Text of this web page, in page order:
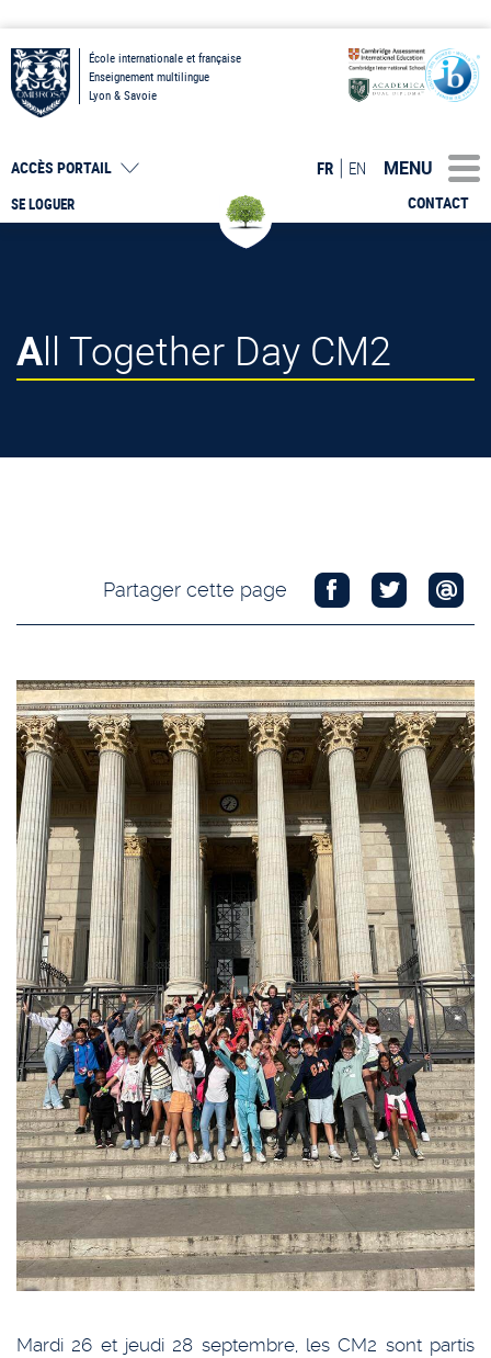
École internationale et française
Enseignement multilingue
Lyon & Savoie
SE LOGUER
ACCÈS PORTAIL
CONTACT
FR EN MENU
All Together Day CM2
Partager cette page
Mardi 26 et jeudi 28 septembre, les CM2 sont partis